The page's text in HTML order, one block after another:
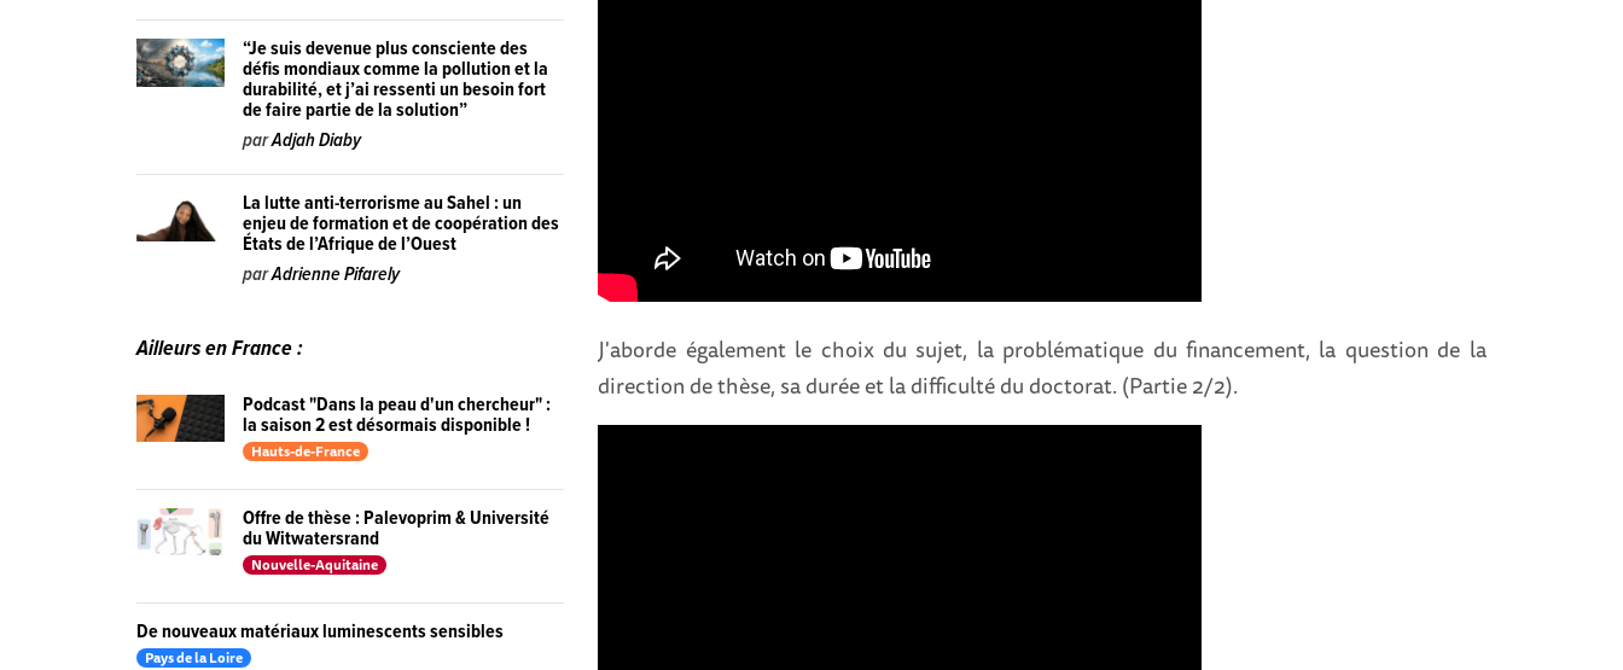
J'aborde également le choix du sujet, la problématique du financement, la question de la
direction de thèse, sa durée et la difficulté du doctorat. (Partie 2/2).
“Je suis devenue plus consciente des
défis mondiaux comme la pollution et la
durabilité, et j’ai ressenti un besoin fort
de faire partie de la solution”
parAdjah Diaby
La lutte anti-terrorisme au Sahel : un
enjeu de formation et de coopération des
États de l’Afrique de l’Ouest
parAdrienne Pifarely
Ailleurs en France :
Podcast "Dans la peau d'un chercheur" :
la saison 2 est désormais disponible !
Hauts-de-France
Offre de thèse : Palevoprim & Université
du Witwatersrand
Nouvelle-Aquitaine
De nouveaux matériaux luminescents sensibles
Pays de la Loire